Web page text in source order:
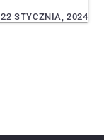
22 STYCZNIA, 2024